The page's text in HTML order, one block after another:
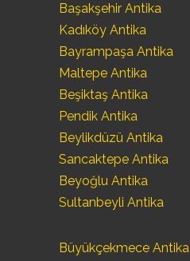
Başakşehir Antika
Kadıköy Antika
Bayrampaşa Antika
Maltepe Antika
Beşiktaş Antika
Pendik Antika
Beylikdüzü Antika
Sancaktepe Antika
Beyoğlu Antika
Sultanbeyli Antika
Büyükçekmece Antika